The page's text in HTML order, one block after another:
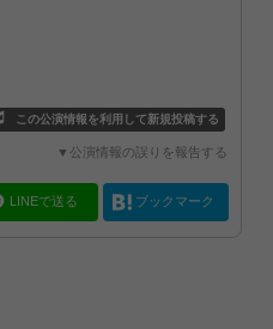
この公演情報を利用して新規投稿する
▼公演情報の誤りを報告する
LINEで送る ブックマーク